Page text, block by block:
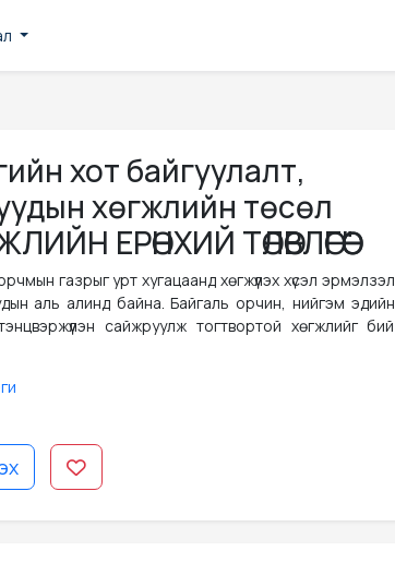
хот байгуулалт,
хөгжлийн төсөл
ЕРӨНХИЙ ТӨЛӨВЛӨГӨӨ"
газрыг урт хугацаанд хөгжүүлэх хүсэл эрмэлзэл
аль алинд байна. Байгаль орчин, нийгэм эдийн
сайжруулж тогтвортой хөгжлийг бий